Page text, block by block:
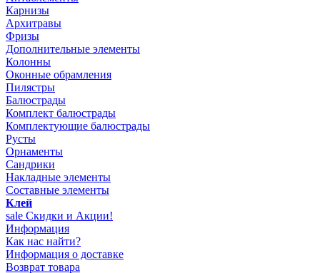
Карнизы
Архитравы
Фризы
Дополнительные элементы
Колонны
Оконные обрамления
Пилястры
Балюстрады
Комплект балюстрады
Комплектующие балюстрады
Русты
Орнаменты
Сандрики
Накладные элементы
Составные элементы
Клей
sale Скидки и Акции!
Информация
Как нас найти?
Информация о доставке
Возврат товара